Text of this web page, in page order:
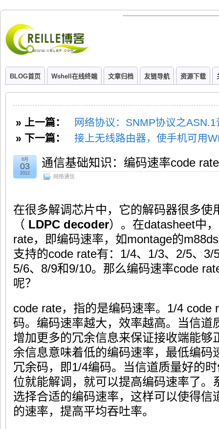
BLOG首页 Wshell在线终端 文章归档 友链导航 资源下载
» 上一篇：
网络协议：SNMP协议之
» 下一篇：
接上无线路由器，使手机可用
通信基础知识：编码速率code rate
网络通信
8月
03
2012
在很多解调芯片中，它的解码器很多使
（ LDPC decoder）。在datasheet中
rate，即编码速率，如montage的
支持的code rate有：1/4、1/3、2/5、
5/6、8/9和9/10。那么编码速率code
呢？
code rate，指的是编码速率。1/4 code
码。编码速率越大，效率越高。当信道
增加更多的冗余信息来保证接收端能够
余信息意味着低的编码速率，最低编码
冗余码，即1/4编码。当信道质量好的
位就能解调，就可以提高编码速率了。
选择合适的编码速率，这样可以使得信
的速率，提高平均吞吐率。